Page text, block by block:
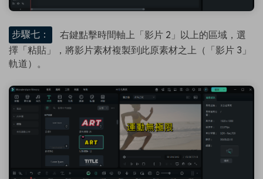
步驟七：
右鍵點擊時間軸上「影片 2」以上的區域，選
擇「粘貼」，將影片素材複製到此原素材之上（「影片 3」
軌道）。